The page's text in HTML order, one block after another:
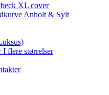
XL cover
Anholt & Sylt
I flere størrelser